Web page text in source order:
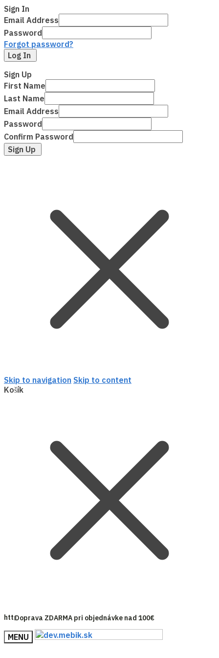
Sign In
Email Address
Password
Forgot password?
Log In
Sign Up
First Name
Last Name
Email Address
Password
Confirm Password
Sign Up
Skip to navigation Skip to content
Košík
Doprava ZDARMA pri objednávke nad 100€
MENU